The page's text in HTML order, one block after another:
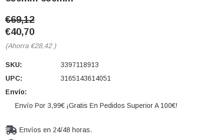
€69,12
€40,70
(Ahorra €28,42 )
SKU:
3397118913
UPC:
3165143614051
Envío:
Envío Por 3,99€ ¡Gratis En Pedidos Superior A 100€!
Envíos en 24/48 horas.